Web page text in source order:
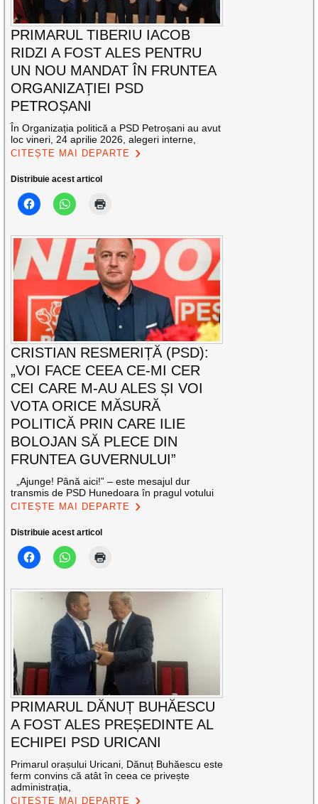
PRIMARUL TIBERIU IACOB
RIDZI A FOST ALES PENTRU
UN NOU MANDAT ÎN FRUNTEA
ORGANIZAȚIEI PSD
PETROȘANI
În Organizația politică a PSD Petroșani au avut
loc vineri, 24 aprilie 2026, alegeri interne,
CITEȘTE MAI DEPARTE
Distribuie acest articol
CRISTIAN RESMERIȚĂ (PSD):
„VOI FACE CEEA CE-MI CER
CEI CARE M-AU ALES ȘI VOI
VOTA ORICE MĂSURĂ
POLITICĂ PRIN CARE ILIE
BOLOJAN SĂ PLECE DIN
FRUNTEA GUVERNULUI”
„Ajunge! Până aici!” – este mesajul dur
transmis de PSD Hunedoara în pragul votului
CITEȘTE MAI DEPARTE
Distribuie acest articol
PRIMARUL DĂNUȚ BUHĂESCU
A FOST ALES PREȘEDINTE AL
ECHIPEI PSD URICANI
Primarul orașului Uricani, Dănuț Buhăescu este
ferm convins că atât în ceea ce privește
administrația,
CITEȘTE MAI DEPARTE